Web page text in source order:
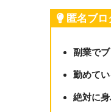
匿名ブ
副業で
勤めて
絶対に